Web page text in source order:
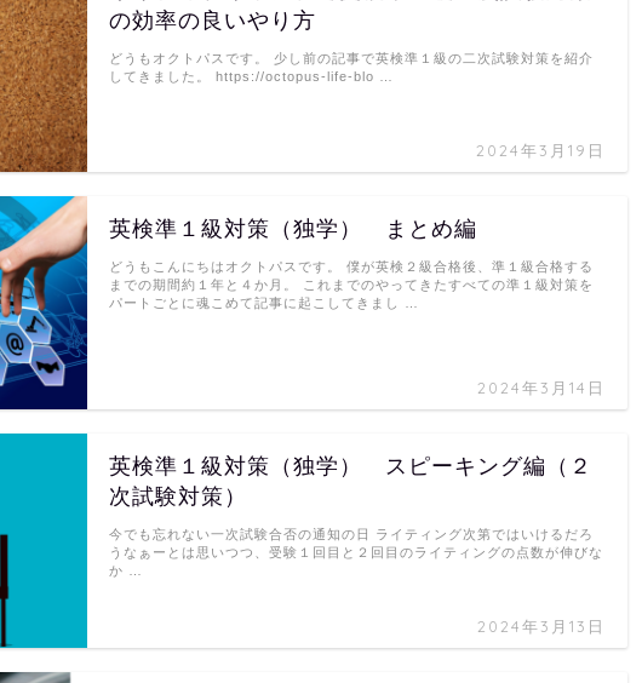
の効率の良いやり方
2024年3月19日
どうもオクトパスです。 少し前の記事で英検準１級の二次試験対策を紹介
してきました。 https://octopus-life-blo …
英検準１級対策（独学） まとめ編
2024年3月14日
どうもこんにちはオクトパスです。 僕が英検２級合格後、準１級合格する
までの期間約１年と４か月。 これまでのやってきたすべての準１級対策を
パートごとに魂こめて記事に起こしてきまし …
英検準１級対策（独学） スピーキング編（２
次試験対策）
2024年3月13日
今でも忘れない一次試験合否の通知の日 ライティング次第ではいけるだろ
うなぁーとは思いつつ、受験１回目と２回目のライティングの点数が伸びな
か …